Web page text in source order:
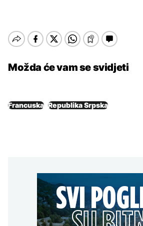
Možda će vam se svidjeti
Francuska Republika Srpska